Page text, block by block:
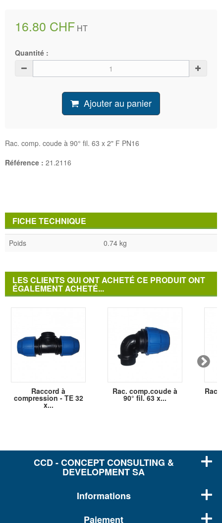
16.80 CHF HT
Quantité :
Ajouter au panier
Rac. comp. coude à 90° fil. 63 x 2" F PN16
Référence : 21.2116
FICHE TECHNIQUE
Poids 0.74 kg
LES CLIENTS QUI ONT ACHETÉ CE PRODUIT ONT
ÉGALEMENT ACHETÉ...
Raccord à
compression - TE 32
x...
Rac. comp.coude à
90° fil. 63 x...
CCD - CONCEPT CONSULTING &
DEVELOPMENT SA
Informations
Paiement